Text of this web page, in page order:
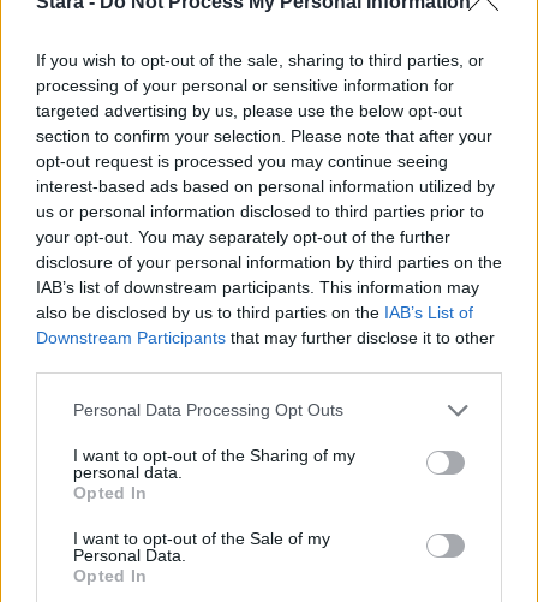
If you wish to opt-out of the sale, sharing to third parties, or
processing of your personal or sensitive information for
targeted advertising by us, please use the below opt-out
section to confirm your selection. Please note that after your
opt-out request is processed you may continue seeing
interest-based ads based on personal information utilized by
us or personal information disclosed to third parties prior to
your opt-out. You may separately opt-out of the further
disclosure of your personal information by third parties on the
IAB’s list of downstream participants. This information may
also be disclosed by us to third parties on the IAB’s List of
Downstream Participants that may further disclose it to other
Personal Data Processing Opt Outs
I want to opt-out of the Sharing of my
personal data.
Opted In
I want to opt-out of the Sale of my
Personal Data.
Opted In